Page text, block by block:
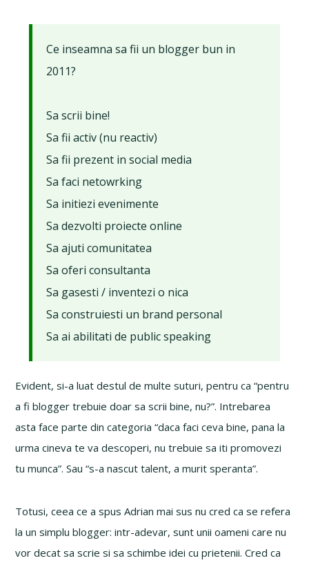
Ce inseamna sa fii un blogger bun in
2011?
Sa scrii bine!
Sa fii activ (nu reactiv)
Sa fii prezent in social media
Sa faci netowrking
Sa initiezi evenimente
Sa dezvolti proiecte online
Sa ajuti comunitatea
Sa oferi consultanta
Sa gasesti / inventezi o nica
Sa construiesti un brand personal
Sa ai abilitati de public speaking
Evident, si-a luat destul de multe suturi, pentru ca “pentru
a fi blogger trebuie doar sa scrii bine, nu?”. Intrebarea
asta face parte din categoria “daca faci ceva bine, pana la
urma cineva te va descoperi, nu trebuie sa iti promovezi
tu munca”. Sau “s-a nascut talent, a murit speranta”.
Totusi, ceea ce a spus Adrian mai sus nu cred ca se refera
la un simplu blogger: intr-adevar, sunt unii oameni care nu
vor decat sa scrie si sa schimbe idei cu prietenii. Cred ca